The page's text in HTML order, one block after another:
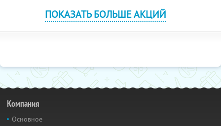
ПОКАЗАТЬ БОЛЬШЕ АКЦИЙ
Компания
Основное